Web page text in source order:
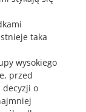
taka
wysokiego
przed
decyzji o